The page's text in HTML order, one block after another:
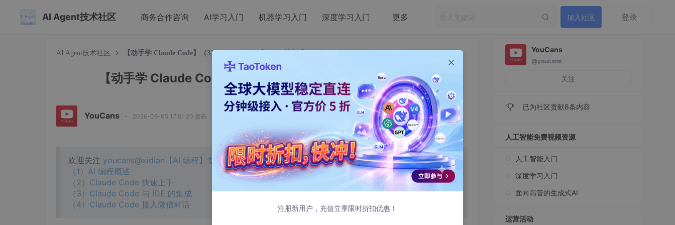
AI Agent技术社区 商务合作咨询 AI学习入门 机器学习入门 深度学习入门 更多 加入社区 登录
AI Agent技术社区 【动手学 Claude Code】（3） Claude Code 与 IDE 的集成
【动手学 Claude Code】（3） Claude Code 与 IDE 的集成
YouCans · 2026-06-05 17:51:20 发布
欢迎关注 youcans@xidian【AI 编程】专栏
（1）AI 编程概述
（2）Claude Code 快速上手
（3）Claude Code 与 IDE 的集成
（4）Claude Code 接入微信对话
YouCans
@youcans
关注
已为社区贡献8条内容
人工智能免费视频资源
人工智能入门
深度学习入门
面向高管的生成式AI
运营活动
注册新用户，充值立享限时折扣优惠！